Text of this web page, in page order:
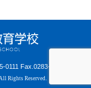
0111 Fax.0283-25-0441
All Rights Reserved.